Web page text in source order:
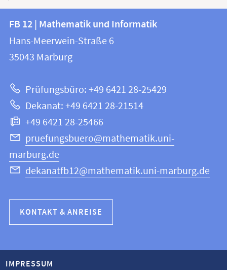
Kontakt
und
Informationen
Website
FB
12
|
und
Informatik
FB 12 | Mathematik und Informatik
Hans-Meerwein-Straße 6
35043 Marburg
Prüfungsbüro: +49 6421 28-25429
Dekanat: +49 6421 28-21514
+49 6421 28-25466
pruefungsbuero@mathematik.uni-
marburg.de
dekanatfb12@mathematik.uni-marburg.de
KONTAKT & ANREISE
IMPRESSUM